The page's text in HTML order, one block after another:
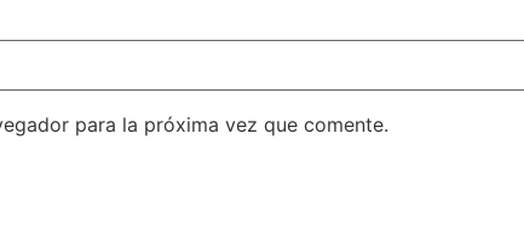
para la próxima vez que comente.